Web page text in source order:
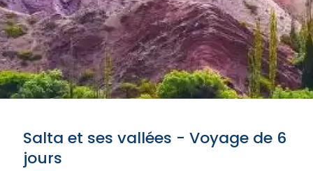
Salta et ses vallées - Voyage de 6
jours